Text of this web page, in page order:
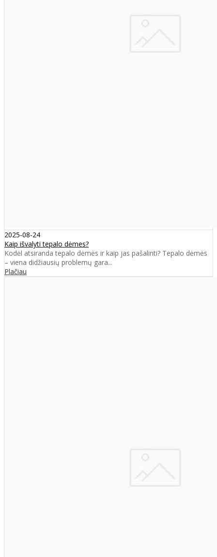
2025-08-24
Kaip išvalyti tepalo dėmes?
Kodėl atsiranda tepalo dėmės ir kaip jas pašalinti? Tepalo dėmės
– viena didžiausių problemų gara...
Plačiau